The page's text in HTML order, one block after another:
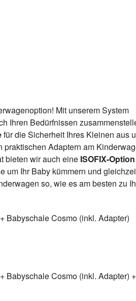
Mit unserem System
Ihren Bedürfnissen
für die Sicherheit Ihres Kleinen aus
Adaptern am
bieten wir auch eine ISOFIX-Option
um Ihr Baby kümmern und
so, wie es am besten zu
Babyschale Cosmo (inkl. Adapter)
Babyschale Cosmo (inkl. Adapter) +